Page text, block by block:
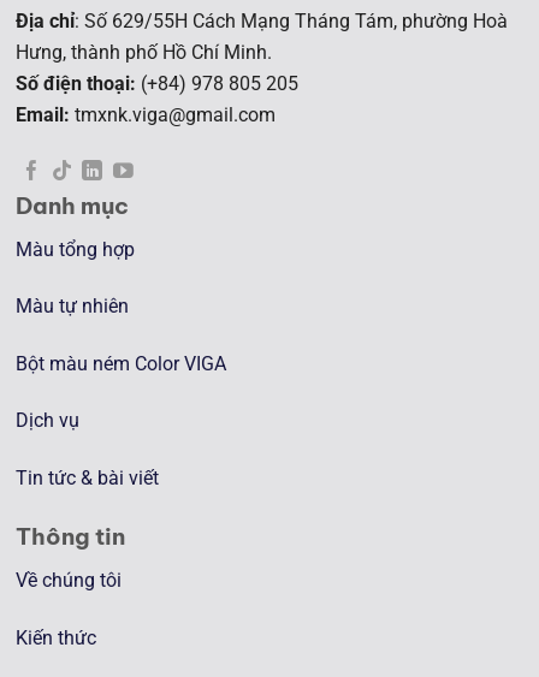
Địa chỉ: Số 629/55H Cách Mạng Tháng Tám, phường Hoà
Hưng, thành phố Hồ Chí Minh.
Số điện thoại: (+84) 978 805 205
Email: tmxnk.viga@gmail.com
Danh mục
Màu tổng hợp
Màu tự nhiên
Bột màu ném Color VIGA
Dịch vụ
Tin tức & bài viết
Thông tin
Về chúng tôi
Kiến thức